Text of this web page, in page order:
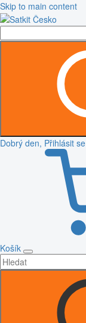
Skip to main content
Dobrý den, Přihlásit se
Košík